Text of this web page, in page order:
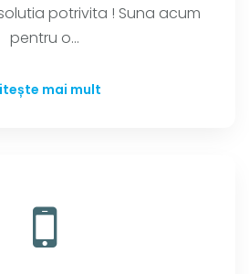
potrivita ! Suna acum
pentru o...
mai mult